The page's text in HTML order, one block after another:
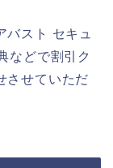
バスト セキュ
などで割引ク
させていただ